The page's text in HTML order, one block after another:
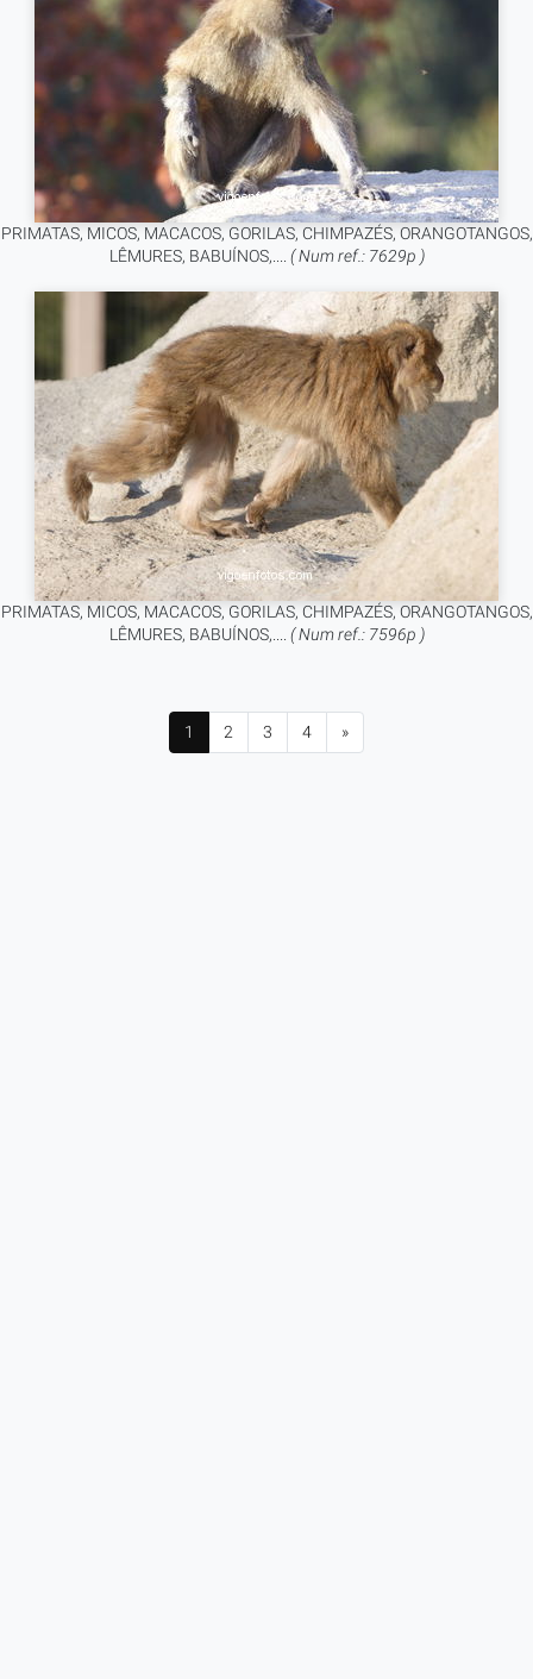
PRIMATAS, MICOS, MACACOS, GORILAS, CHIMPAZÉS, ORANGOTANGOS,
LÊMURES, BABUÍNOS,.... ( Num ref.: 7629p )
PRIMATAS, MICOS, MACACOS, GORILAS, CHIMPAZÉS, ORANGOTANGOS,
LÊMURES, BABUÍNOS,.... ( Num ref.: 7596p )
1 2 3 4 »